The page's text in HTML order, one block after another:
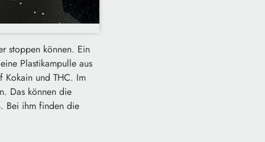
stoppen können. Ein
Plastikampulle aus
Kokain und THC. Im
Das können die
Bei ihm finden die